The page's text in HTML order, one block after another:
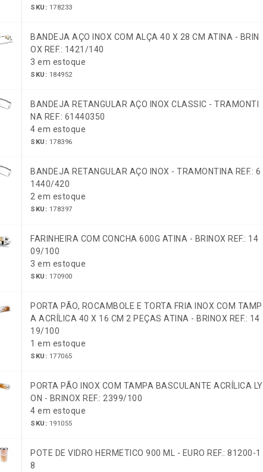
SKU: 178233
BANDEJA AÇO INOX COM ALÇA 40 X 28 CM ATINA - BRIN
OX REF.: 1421/140
3 em estoque
SKU: 184952
BANDEJA RETANGULAR AÇO INOX CLASSIC - TRAMONTI
NA REF.: 61440350
4 em estoque
SKU: 178396
BANDEJA RETANGULAR AÇO INOX - TRAMONTINA REF.: 6
1440/420
2 em estoque
SKU: 178397
FARINHEIRA COM CONCHA 600G ATINA - BRINOX REF.: 14
09/100
3 em estoque
SKU: 170900
PORTA PÃO, ROCAMBOLE E TORTA FRIA INOX COM TAMP
A ACRÍLICA 40 X 16 CM 2 PEÇAS ATINA - BRINOX REF.: 14
19/100
1 em estoque
SKU: 177065
PORTA PÃO INOX COM TAMPA BASCULANTE ACRÍLICA LY
ON - BRINOX REF.: 2399/100
4 em estoque
SKU: 191055
POTE DE VIDRO HERMETICO 900 ML - EURO REF.: 81200-1
8